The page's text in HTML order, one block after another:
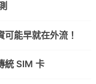
能早就在外流！
統 SIM 卡